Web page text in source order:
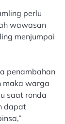
perlu
wawasan
menjumpai
penambahan
maka warga
saat ronda
dapat